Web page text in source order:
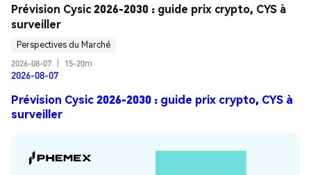
Prévision Cysic 2026-2030 : guide prix crypto, CYS à
surveiller
Perspectives du Marché
2026-08-07
15-20m
2026-08-07
Prévision Cysic 2026-2030 : guide prix crypto, CYS à
surveiller